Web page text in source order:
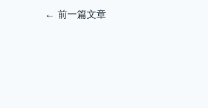
← 前一篇文章